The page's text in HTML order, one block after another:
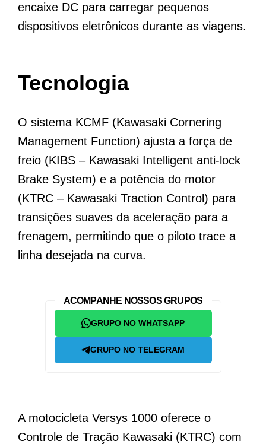
encaixe DC para carregar pequenos
dispositivos eletrônicos durante as viagens.
Tecnologia
O sistema KCMF (Kawasaki Cornering
Management Function) ajusta a força de
freio (KIBS – Kawasaki Intelligent anti-lock
Brake System) e a potência do motor
(KTRC – Kawasaki Traction Control) para
transições suaves da aceleração para a
frenagem, permitindo que o piloto trace a
linha desejada na curva.
ACOMPANHE NOSSOS GRUPOS
GRUPO NO WHATSAPP
GRUPO NO TELEGRAM
A motocicleta Versys 1000 oferece o
Controle de Tração Kawasaki (KTRC) com